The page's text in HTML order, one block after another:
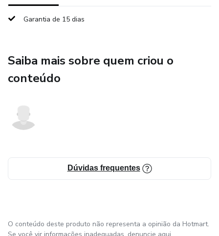
Garantia de 15 dias
Saiba mais sobre quem criou o
conteúdo
Dúvidas frequentes
O conteúdo deste produto não representa a opinião da Hotmart.